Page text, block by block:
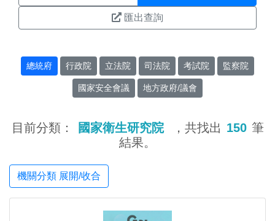
匯出查詢
總統府 行政院 立法院 司法院 考試院 監察院
國家安全會議 地方政府/議會
目前分類： 國家衛生研究院 ，共找出 150 筆
結果。
機關分類 展開/收合